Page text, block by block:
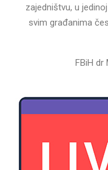
zajedništvu, u
svim građanima
FBiH dr